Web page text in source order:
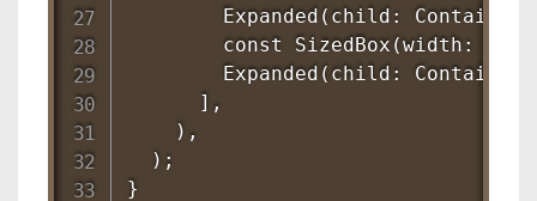
Expanded(child:
        const SizedBox(width: 8),
Expanded(child:
      ],
    ),
  );
}